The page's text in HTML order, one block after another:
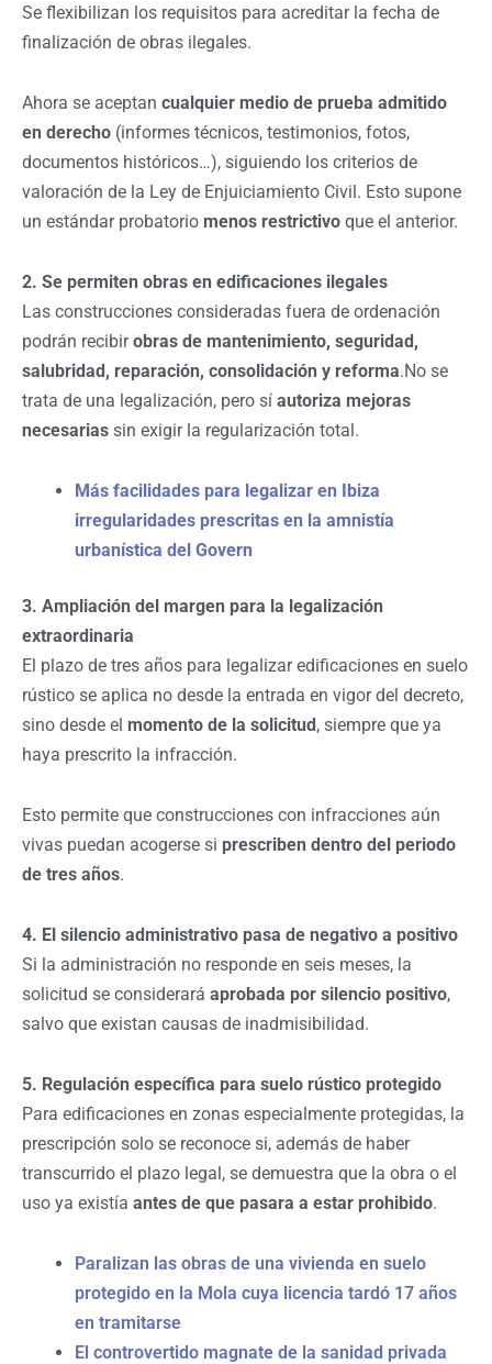
Se flexibilizan los requisitos para acreditar la fecha de
finalización de obras ilegales.
Ahora se aceptan cualquier medio de prueba admitido
en derecho (informes técnicos, testimonios, fotos,
documentos históricos…), siguiendo los criterios de
valoración de la Ley de Enjuiciamiento Civil. Esto supone
un estándar probatorio menos restrictivo que el anterior.
2. Se permiten obras en edificaciones ilegales
Las construcciones consideradas fuera de ordenación
podrán recibirobras de mantenimiento, seguridad,
salubridad, reparación, consolidación y reforma.No se
trata de una legalización, pero sí autoriza mejoras
necesarias sin exigir la regularización total.
Más facilidades para legalizar en Ibiza
irregularidades prescritas en la amnistía
urbanística del Govern
3. Ampliación del margen para la legalización
extraordinaria
El plazo de tres años para legalizar edificaciones en suelo
rústico se aplica no desde la entrada en vigor del decreto,
sino desde el momento de la solicitud, siempre que ya
haya prescrito la infracción.
Esto permite que construcciones con infracciones aún
vivas puedan acogerse si prescriben dentro del periodo
de tres años.
4. El silencio administrativo pasa de negativo a positivo
Si la administración no responde en seis meses, la
solicitud se considerará aprobada por silencio positivo,
salvo que existan causas de inadmisibilidad.
5. Regulación específica para suelo rústico protegido
Para edificaciones en zonas especialmente protegidas, la
prescripción solo se reconoce si, además de haber
transcurrido el plazo legal, se demuestra que la obra o el
uso ya existía antes de que pasara a estar prohibido.
Paralizan las obras de una vivienda en suelo
protegido en la Mola cuya licencia tardó 17 años
en tramitarse
El controvertido magnate de la sanidad privada